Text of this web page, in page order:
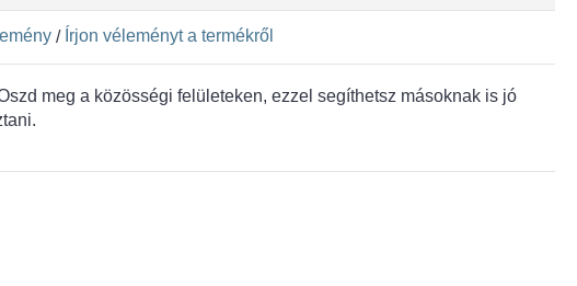
/ Írjon véleményt a termékről
meg a közösségi felületeken, ezzel segíthetsz másoknak is jó